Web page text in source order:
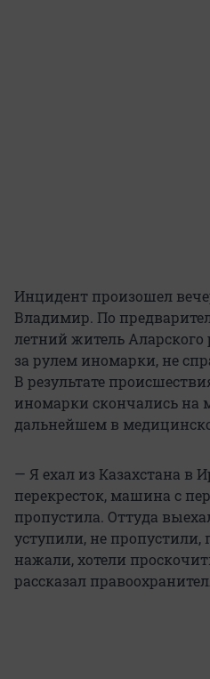
Инцидент произошел
Владимир. По
летний житель
за рулем иномарки, не
В результате
иномарки скончались на
дальнейшем в
— Я ехал из Казахстана в
перекресток, машина с
пропустила. Оттуда
уступили, не пропустили,
нажали, хотели
рассказал